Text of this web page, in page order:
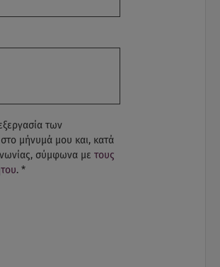
των
μήνυμά μου και, κατά
σύμφωνα με τους
. *